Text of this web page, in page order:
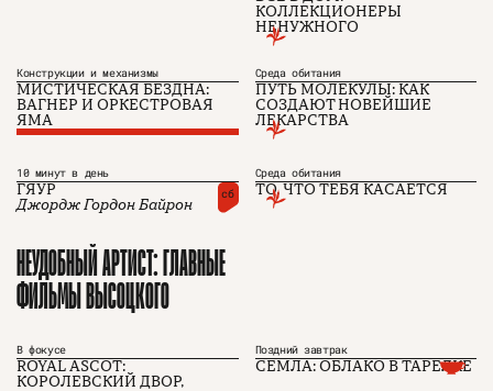
КОЛЛЕКЦИОНЕРЫ
НЕНУЖНОГО
Конструкции и механизмы
МИСТИЧЕСКАЯ БЕЗДНА:
ВАГНЕР И ОРКЕСТРОВАЯ
ЯМА
Среда обитания
ПУТЬ МОЛЕКУЛЫ: КАК
СОЗДАЮТ НОВЕЙШИЕ
ЛЕКАРСТВА
10 минут в день
ГЯУР
Джордж Гордон Байрон
сб
Среда обитания
ТО, ЧТО ТЕБЯ КАСАЕТСЯ
НЕУДОБНЫЙ АРТИСТ: ГЛАВНЫЕ
ФИЛЬМЫ ВЫСОЦКОГО
В фокусе
ROYAL ASCOT:
КОРОЛЕВСКИЙ ДВОР,
Поздний завтрак
СЕМЛА: ОБЛАКО В ТАРЕЛКЕ
О проекте
Команда
Авторы
ЧТИВО ДОМ
YouTube
Telegram
Рекламодателям
Политика конфиденциальности